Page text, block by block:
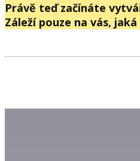
Právě teď začínáte
Záleží pouze na vás, jaká